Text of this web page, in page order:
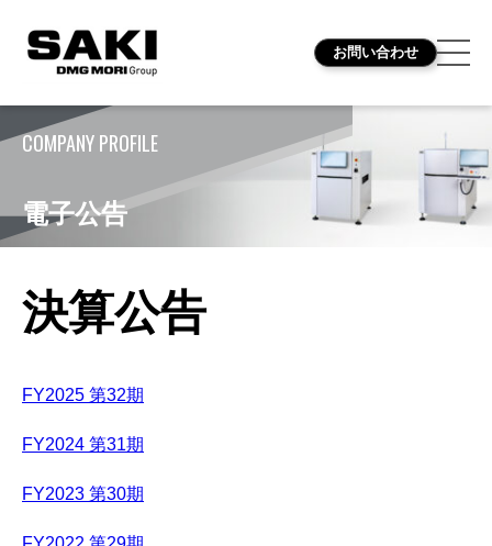
お問い合わせ
COMPANY PROFILE
電子公告
決算公告
FY2025 第32期
FY2024 第31期
FY2023 第30期